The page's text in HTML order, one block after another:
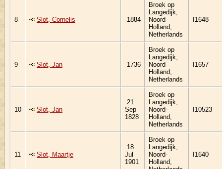
8 Slot, Cornelis 1884
Broek op
Langedijk,
Noord-
Holland,
Netherlands
I1648
9 Slot, Jan 1736
Broek op
Langedijk,
Noord-
Holland,
Netherlands
I1657
10 Slot, Jan
21
Sep
1828
Broek op
Langedijk,
Noord-
Holland,
Netherlands
I10523
11 Slot, Maartje
18
Jul
1901
Broek op
Langedijk,
Noord-
Holland,
I1640